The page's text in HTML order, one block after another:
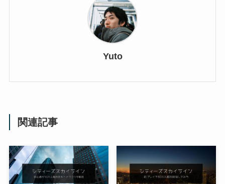
Yuto
関連記事